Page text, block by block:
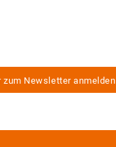
zum Newsletter anmelden